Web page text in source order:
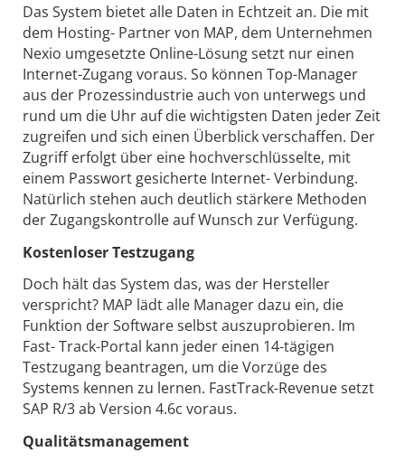
Das System bietet alle Daten in Echtzeit an. Die mit
dem Hosting- Partner von MAP, dem Unternehmen
Nexio umgesetzte Online-Lösung setzt nur einen
Internet-Zugang voraus. So können Top-Manager
aus der Prozessindustrie auch von unterwegs und
rund um die Uhr auf die wichtigsten Daten jeder Zeit
zugreifen und sich einen Überblick verschaffen. Der
Zugriff erfolgt über eine hochverschlüsselte, mit
einem Passwort gesicherte Internet- Verbindung.
Natürlich stehen auch deutlich stärkere Methoden
der Zugangskontrolle auf Wunsch zur Verfügung.
Kostenloser Testzugang
Doch hält das System das, was der Hersteller
verspricht? MAP lädt alle Manager dazu ein, die
Funktion der Software selbst auszuprobieren. Im
Fast- Track-Portal kann jeder einen 14-tägigen
Testzugang beantragen, um die Vorzüge des
Systems kennen zu lernen. FastTrack-Revenue setzt
SAP R/3 ab Version 4.6c voraus.
Qualitätsmanagement